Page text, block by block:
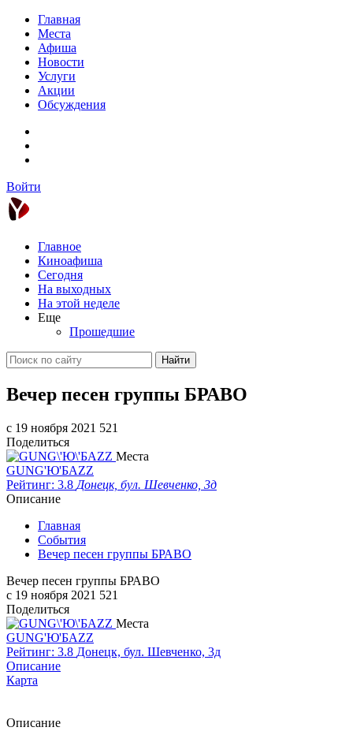
Главная
Места
Афиша
Новости
Услуги
Акции
Обсуждения
Войти
Главное
Киноафиша
Сегодня
На выходных
На этой неделе
Еще
Прошедшие
Найти
​Вечер песен группы БРАВО
c 19 ноября 2021 521
Поделиться
Места
GUNG'Ю'БAZZ
Рейтинг: 3.8 Донецк, бул. Шевченко, 3д
Описание
Главная
События
​Вечер песен группы БРАВО
​Вечер песен группы БРАВО
c 19 ноября 2021 521
Поделиться
Места
GUNG'Ю'БAZZ
Рейтинг: 3.8 Донецк, бул. Шевченко, 3д
Описание
Карта
Описание